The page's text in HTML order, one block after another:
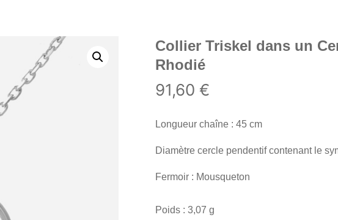
Collier Triskel dans un
Rhodié
91,60 €
Longueur chaîne : 45 cm
Diamètre cercle pendentif contenant le
Fermoir : Mousqueton
Poids : 3,07 g